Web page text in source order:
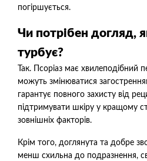
погіршується.
Чи потрібен догляд,
турбує?
Так. Псоріаз має хвилеподібний
можуть змінюватися
гарантує повного захисту від
підтримувати шкіру у кращому
зовнішніх факторів.
Крім того, доглянута та добре
менш схильна до подразнення,